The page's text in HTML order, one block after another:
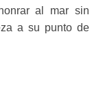
al mar sin
a su punto de